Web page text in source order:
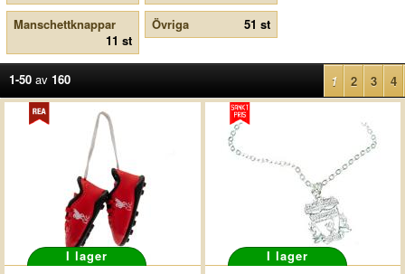
Manschettknappar
11 st
Övriga 51 st
1-50 av 160 1 2 3 4
I lager I lager